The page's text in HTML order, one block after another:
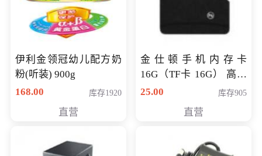
伊利金领冠幼儿配方奶
粉(听装) 900g
168.00
库存1920
直营
金仕顿手机内存卡
16G（TF卡 16G） 高速
卡 CLASS 10
25.00 库存905
直营